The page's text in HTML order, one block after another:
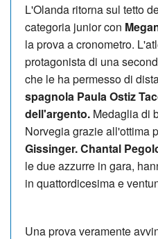
L'Olanda ritorna sul tetto
categoria junior con
la prova a cronometro.
protagonista di una
che le ha permesso di
spagnola Paula Ostiz
dell'argento. Medaglia di
Norvegia grazie all'ottima
Gissinger. Chantal
le due azzurre in gara,
in quattordicesima e
Una prova veramente